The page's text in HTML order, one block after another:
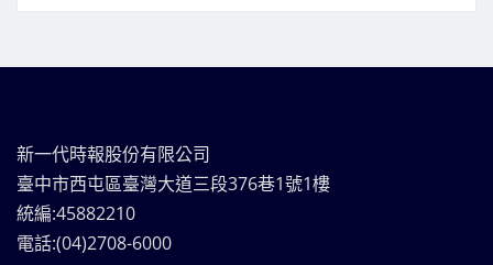
新一代時報股份有限公司
臺中市西屯區臺灣大道三段376巷1號1樓
統編:45882210
電話:(04)2708-6000